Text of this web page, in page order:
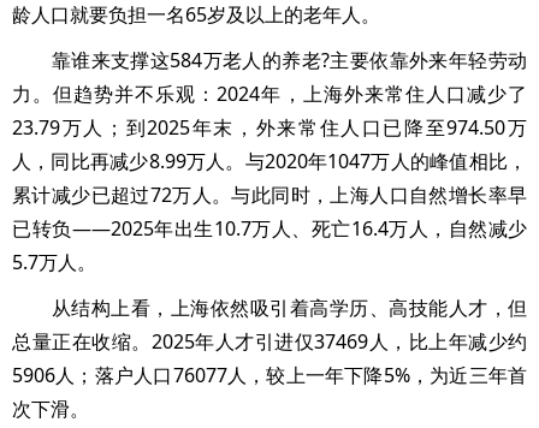
龄人口就要负担一名65岁及以上的老年人。
靠谁来支撑这584万老人的养老?主要依靠外来年轻劳动
力。但趋势并不乐观：2024年，上海外来常住人口减少了
23.79万人；到2025年末，外来常住人口已降至974.50万
人，同比再减少8.99万人。与2020年1047万人的峰值相比，
累计减少已超过72万人。与此同时，上海人口自然增长率早
已转负——2025年出生10.7万人、死亡16.4万人，自然减少
5.7万人。
从结构上看，上海依然吸引着高学历、高技能人才，但
总量正在收缩。2025年人才引进仅37469人，比上年减少约
5906人；落户人口76077人，较上一年下降5%，为近三年首
次下滑。